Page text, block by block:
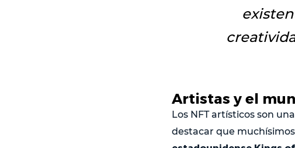
Artistas y el
Los NFT artísticos son
destacar que